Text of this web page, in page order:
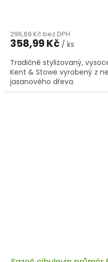
296,69 Kč bez DPH
358,99 Kč / ks
Tradičně stylizovaný,
Kent & Stowe vyrobený z
jasanového dřeva.